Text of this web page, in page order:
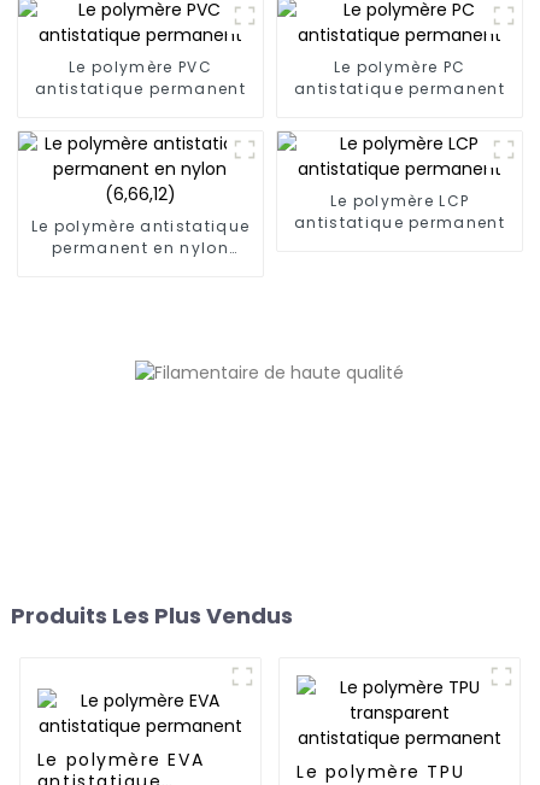
Le polymère PVC
antistatique permanent
Le polymère PC
antistatique permanent
Le polymère antistatique
permanent en nylon
Le polymère LCP
antistatique permanent
Produits Les Plus Vendus
Le polymère EVA
Le polymère TPU